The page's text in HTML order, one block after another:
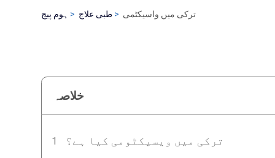
ہوم پیج طبی علاج ترکی میں واسیکٹمی
خلاصہ
ترکی میں ویسیکٹومی کیا ہے؟